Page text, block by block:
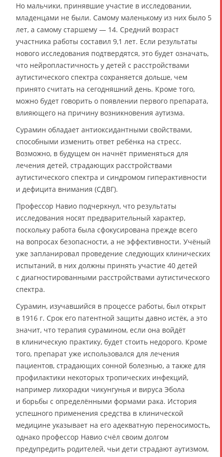
Но мальчики, принявшие участие в исследовании,
младенцами не были. Самому маленькому из них было 5
лет, а самому старшему — 14. Средний возраст
участника работы составил 9,1 лет. Если результаты
нового исследования подтвердятся, это будет означать,
что нейропластичность у детей с расстройствами
аутистического спектра сохраняется дольше, чем
принято считать на сегодняшний день. Кроме того,
можно будет говорить о появлении первого препарата,
влияющего на причину возникновения аутизма.
Сурамин обладает антиоксидантными свойствами,
способными изменить ответ ребёнка на стресс.
Возможно, в будущем он начнёт применяться для
лечения детей, страдающих расстройствами
аутистического спектра и синдромом гиперактивности
и дефицита внимания (СДВГ).
Профессор Навио подчеркнул, что результаты
исследования носят предварительный характер,
поскольку работа была сфокусирована прежде всего
на вопросах безопасности, а не эффективности. Учёный
уже запланировал проведение следующих клинических
испытаний, в них должны принять участие 40 детей
с диагностированными расстройствами аутистического
спектра.
Сурамин, изучавшийся в процессе работы, был открыт
в 1916 г. Срок его патентной защиты давно истёк, а это
значит, что терапия сурамином, если она войдёт
в клиническую практику, будет стоить недорого. Кроме
того, препарат уже использовался для лечения
пациентов, страдающих сонной болезнью, а также для
профилактики некоторых тропических инфекций,
например лихорадки чикунгунья и вируса Эбола
и борьбы с определёнными формами рака. История
успешного применения средства в клинической
медицине указывает на его адекватную переносимость,
однако профессор Навио счёл своим долгом
предупредить родителей, чьи дети страдают аутизмом,